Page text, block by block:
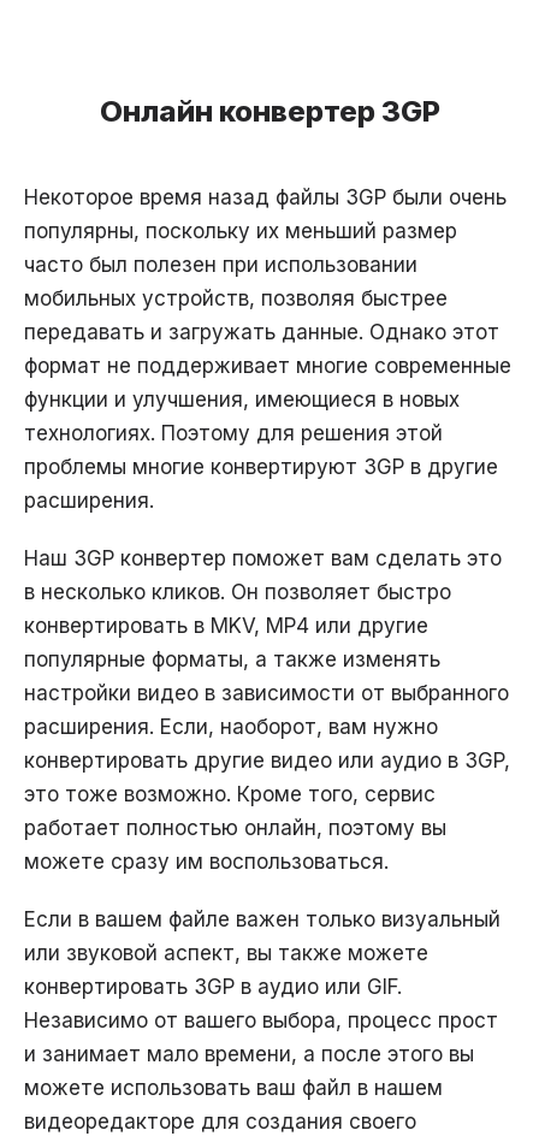
Онлайн конвертер 3GP
Некоторое время назад файлы 3GP были очень
популярны, поскольку их меньший размер
часто был полезен при использовании
мобильных устройств, позволяя быстрее
передавать и загружать данные. Однако этот
формат не поддерживает многие современные
функции и улучшения, имеющиеся в новых
технологиях. Поэтому для решения этой
проблемы многие конвертируют 3GP в другие
расширения.
Наш 3GP конвертер поможет вам сделать это
в несколько кликов. Он позволяет быстро
конвертировать в MKV, MP4 или другие
популярные форматы, а также изменять
настройки видео в зависимости от выбранного
расширения. Если, наоборот, вам нужно
конвертировать другие видео или аудио в 3GP,
это тоже возможно. Кроме того, сервис
работает полностью онлайн, поэтому вы
можете сразу им воспользоваться.
Если в вашем файле важен только визуальный
или звуковой аспект, вы также можете
конвертировать 3GP в аудио или GIF.
Независимо от вашего выбора, процесс прост
и занимает мало времени, а после этого вы
можете использовать ваш файл в нашем
видеоредакторе для создания своего